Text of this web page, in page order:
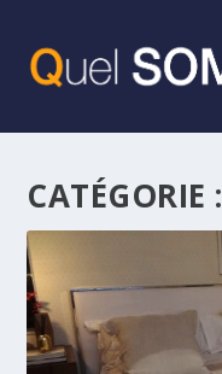
CATÉGORIE :